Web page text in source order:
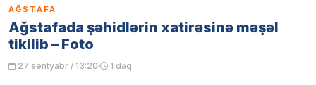
AĞSTAFA
Ağstafada şəhidlərin xatirəsinə məşəl
tikilib – Foto
27 sentyabr / 13:20 1 dəq